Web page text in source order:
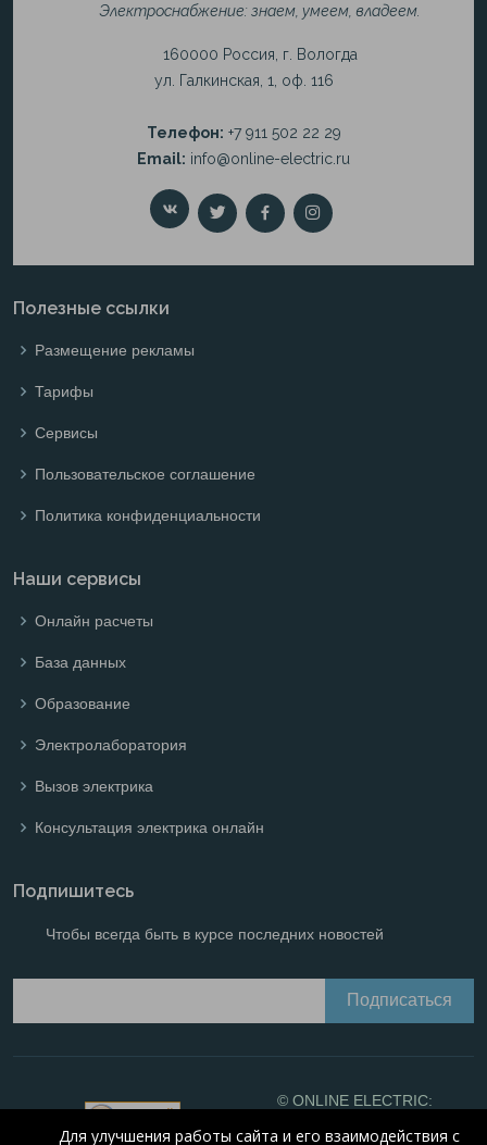
Электроснабжение: знаем, умеем, владеем.
160000 Россия, г. Вологда
ул. Галкинская, 1, оф. 116
Телефон: +7 911 502 22 29
Email: info@online-electric.ru
Полезные ссылки
Размещение рекламы
Тарифы
Сервисы
Пользовательское соглашение
Политика конфиденциальности
Наши сервисы
Онлайн расчеты
База данных
Образование
Электролаборатория
Вызов электрика
Консультация электрика онлайн
Подпишитесь
Чтобы всегда быть в курсе последних новостей
© ONLINE ELECTRIC:
Для улучшения работы сайта и его взаимодействия с